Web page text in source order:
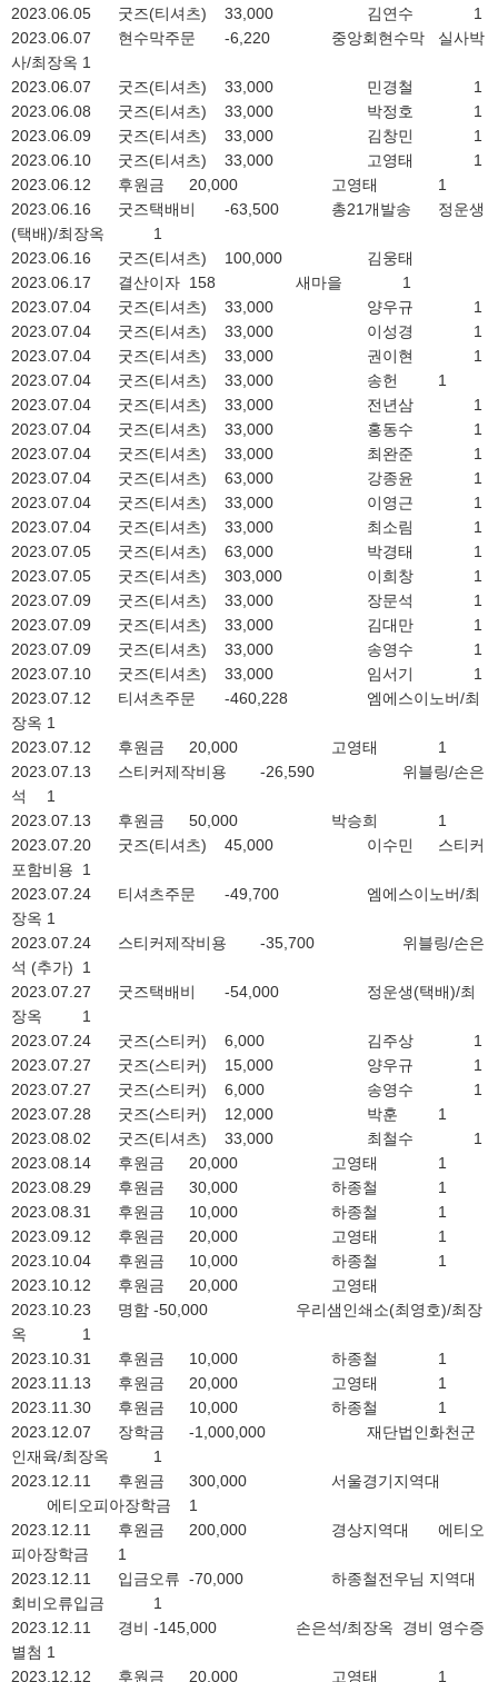
2023.06.05 굿즈(티셔츠) 33,000 김연수
1
2023.06.07
현수막주문 -6,220 중앙회현수막
실사박
사/최장옥 1
2023.06.07
굿즈(티셔츠) 33,000 민경철
1
2023.06.08
굿즈(티셔츠) 33,000 박정호
1
2023.06.09
굿즈(티셔츠) 33,000 김창민
1
2023.06.10
굿즈(티셔츠) 33,000 고영태
1
2023.06.12
후원금 20,000 고영태
1
2023.06.16
굿즈택배비 -63,500 총21개발송
정운생
(택배)/최장옥
1
2023.06.16
굿즈(티셔츠) 100,000
김웅태
2023.06.17
결산이자 158 새마을
1
2023.07.04
굿즈(티셔츠) 33,000 양우규
1
2023.07.04
굿즈(티셔츠) 33,000 이성경
1
2023.07.04
굿즈(티셔츠) 33,000 권이현
1
2023.07.04
굿즈(티셔츠) 33,000 송헌
1
2023.07.04
굿즈(티셔츠) 33,000 전년삼
1
2023.07.04
굿즈(티셔츠) 33,000 홍동수
1
2023.07.04
굿즈(티셔츠) 33,000 최완준
1
2023.07.04
굿즈(티셔츠) 63,000 강종윤
1
2023.07.04
굿즈(티셔츠) 33,000 이영근
1
2023.07.04
굿즈(티셔츠) 33,000 최소림
1
2023.07.05
굿즈(티셔츠) 63,000 박경태
1
2023.07.05
굿즈(티셔츠) 303,000 이희창
1
2023.07.09
굿즈(티셔츠) 33,000 장문석
1
2023.07.09
굿즈(티셔츠) 33,000 김대만
1
2023.07.09
굿즈(티셔츠) 33,000 송영수
1
2023.07.10
굿즈(티셔츠) 33,000 임서기
1
2023.07.12
티셔츠주문 -460,228
엠에스이노버/최
장옥 1
2023.07.12
후원금 20,000 고영태
1
2023.07.13
스티커제작비용 -26,590
위블링/손은
석
1
2023.07.13
후원금 50,000 박승희
1
2023.07.20
굿즈(티셔츠) 45,000 이수민
스티커
포함비용
1
2023.07.24
티셔츠주문 -49,700
엠에스이노버/최
장옥 1
2023.07.24
스티커제작비용 -35,700
위블링/손은
석 (추가)
1
2023.07.27
굿즈택배비 -54,000
정운생(택배)/최
장옥
1
2023.07.24
굿즈(스티커) 6,000 김주상
1
2023.07.27
굿즈(스티커) 15,000 양우규
1
2023.07.27
굿즈(스티커) 6,000 송영수
1
2023.07.28
굿즈(스티커) 12,000 박훈
1
2023.08.02
굿즈(티셔츠) 33,000 최철수
1
2023.08.14
후원금 20,000 고영태
1
2023.08.29
후원금 30,000 하종철
1
2023.08.31
후원금 10,000 하종철
1
2023.09.12
후원금 20,000 고영태
1
2023.10.04
후원금 10,000 하종철
1
2023.10.12
후원금 20,000
고영태
2023.10.23
명함 -50,000
우리샘인쇄소(최영호)/최장
옥
1
2023.10.31
후원금 10,000 하종철
1
2023.11.13
후원금 20,000 고영태
1
2023.11.30
후원금 10,000 하종철
1
2023.12.07
장학금 -1,000,000
재단법인화천군
인재육/최장옥
1
2023.12.11
후원금 300,000
서울경기지역대
에티오피아장학금
1
2023.12.11
후원금 200,000 경상지역대
에티오
피아장학금
1
2023.12.11
입금오류 -70,000
하종철전우님 지역대
회비오류입금
1
2023.12.11
경비 -145,000 손은석/최장옥
경비 영수증
별첨 1
2023.12.12
후원금 20,000 고영태
1